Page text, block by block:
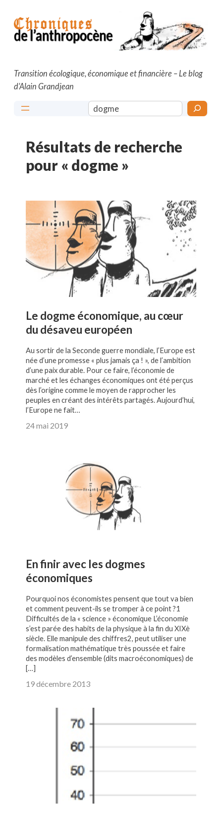
contenu
Transition écologique, économique et financière – Le blog
d’Alain Grandjean
Rechercher
Résultats de recherche
pour « dogme »
Le dogme économique, au cœur
du désaveu européen
Au sortir de la Seconde guerre mondiale, l’Europe est
née d’une promesse « plus jamais ça ! », de l’ambition
d’une paix durable. Pour ce faire, l’économie de
marché et les échanges économiques ont été perçus
dès l’origine comme le moyen de rapprocher les
peuples en créant des intérêts partagés. Aujourd’hui,
l’Europe ne fait…
24 mai 2019
En finir avec les dogmes
économiques
Pourquoi nos économistes pensent que tout va bien
et comment peuvent-ils se tromper à ce point ?1
Difficultés de la « science » économique L’économie
s’est parée des habits de la physique à la fin du XIXè
siècle. Elle manipule des chiffres2, peut utiliser une
formalisation mathématique très poussée et faire
des modèles d’ensemble (dits macroéconomiques) de
[…]
19 décembre 2013